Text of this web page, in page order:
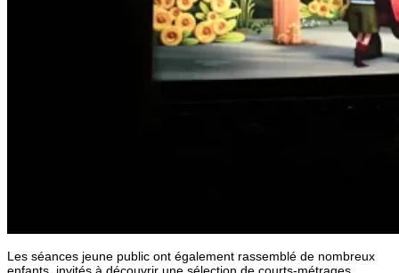
Les séances jeune public ont également rassemblé de nombreux
enfants, invités à découvrir une sélection de courts-métrages